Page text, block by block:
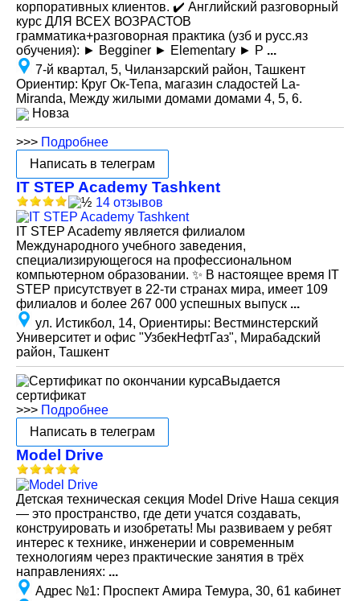
корпоративных клиентов. ✔️ Английский разговорный
курс ДЛЯ ВСЕХ ВОЗРАСТОВ
грамматика+разговорная практика (узб и русс.яз
обучения): ► Вegginer ► Elementary ► P ...
7-й квартал, 5, Чиланзарский район, Ташкент
Ориентир: Круг Ок-Тепа, магазин сладостей La-
Miranda, Между жилыми домами домами 4, 5, 6.
Новза
>>> Подробнее
Написать в телеграм
IT STEP Academy Tashkent
14 отзывов
IT STEP Academy является филиалом
Международного учебного заведения,
специализирующегося на профессиональном
компьютерном образовании. ✨ В настоящее время IT
STEP присутствует в 22-ти странах мира, имеет 109
филиалов и более 267 000 успешных выпуск ...
ул. Истикбол, 14, Ориентиры: Вестминстерский
Университет и офис "УзбекНефтГаз", Мирабадский
район, Ташкент
Выдается
сертификат
>>> Подробнее
Написать в телеграм
Model Drive
Детская техническая секция Model Drive Наша секция
— это пространство, где дети учатся создавать,
конструировать и изобретать! Мы развиваем у ребят
интерес к технике, инженерии и современным
технологиям через практические занятия в трёх
направлениях: ...
Адрес №1: Проспект Амира Темура, 30, 61 кабинет